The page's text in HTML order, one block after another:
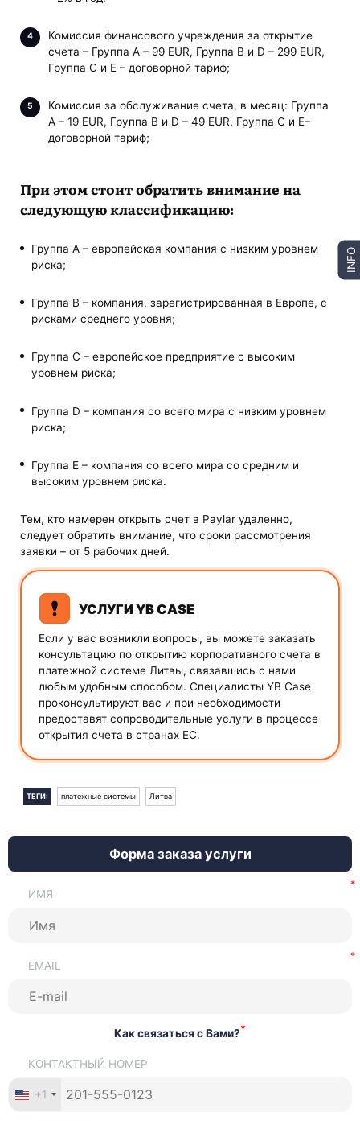
Комиссия финансового учреждения за открытие
счета – Группа А – 99 EUR, Группа B и D – 299 EUR,
Группа С и E – договорной тариф;
Комиссия за обслуживание счета, в месяц: Группа
А – 19 EUR, Группа B и D – 49 EUR, Группа С и E–
договорной тариф;
При этом стоит обратить внимание на
следующую классификацию:
Группа А – европейская компания с низким уровнем
риска;
Группа B – компания, зарегистрированная в Европе, с
рисками среднего уровня;
Группа C – европейское предприятие с высоким
уровнем риска;
Группа D – компания со всего мира с низким уровнем
риска;
Группа Е – компания со всего мира со средним и
высоким уровнем риска.
Тем, кто намерен открыть счет в Paylar удаленно,
следует обратить внимание, что сроки рассмотрения
заявки – от 5 рабочих дней.
УСЛУГИ YB CASE
Если у вас возникли вопросы, вы можете заказать
консультацию по открытию корпоративного счета в
платежной системе Литвы, связавшись с нами
любым удобным способом. Специалисты YB Case
проконсультируют вас и при необходимости
предоставят сопроводительные услуги в процессе
открытия счета в странах ЕС.
ТЕГИ: платежные системы Литва
Форма заказа услуги
ИМЯ
EMAIL
Как связаться с Вами?*
КОНТАКТНЫЙ НОМЕР
+1
INFO